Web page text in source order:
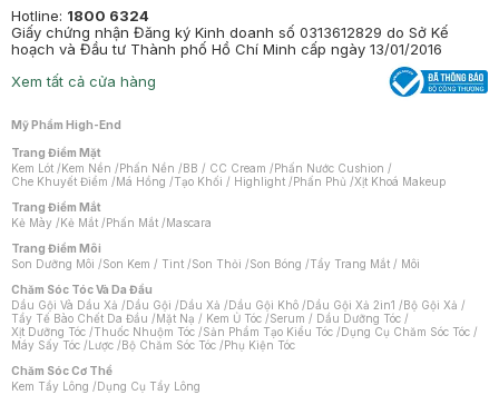
Hotline: 1800 6324
Giấy chứng nhận Đăng ký Kinh doanh số 0313612829 do Sở Kế
hoạch và Đầu tư Thành phố Hồ Chí Minh cấp ngày 13/01/2016
Xem tất cả cửa hàng
Mỹ Phẩm High-End
Trang Điểm Mặt
Kem Lót /Kem Nền /Phấn Nền /BB / CC Cream /Phấn Nước Cushion /
Che Khuyết Điểm /Má Hồng /Tạo Khối / Highlight /Phấn Phủ /Xịt Khoá Makeup
Trang Điểm Mắt
Kẻ Mày /Kẻ Mắt /Phấn Mắt /Mascara
Trang Điểm Môi
Son Dưỡng Môi /Son Kem / Tint /Son Thỏi /Son Bóng /Tẩy Trang Mắt / Môi
Chăm Sóc Tóc Và Da Đầu
Dầu Gội Và Dầu Xả /Dầu Gội /Dầu Xả /Dầu Gội Khô /Dầu Gội Xả 2in1 /Bộ Gội Xả /
Tẩy Tế Bào Chết Da Đầu /Mặt Nạ / Kem Ủ Tóc /Serum / Dầu Dưỡng Tóc /
Xịt Dưỡng Tóc /Thuốc Nhuộm Tóc /Sản Phẩm Tạo Kiểu Tóc /Dụng Cụ Chăm Sóc Tóc /
Máy Sấy Tóc /Lược /Bộ Chăm Sóc Tóc /Phụ Kiện Tóc
Chăm Sóc Cơ Thể
Kem Tẩy Lông /Dụng Cụ Tẩy Lông